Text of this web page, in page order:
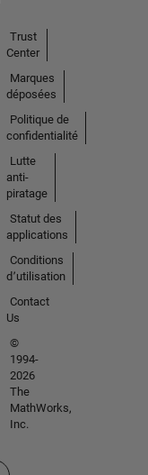
Trust
Center
Marques
déposées
Politique de
confidentialité
Lutte
anti-
piratage
Statut des
applications
Conditions
d՚utilisation
Contact
Us
©
1994-
2026
The
MathWorks,
Inc.